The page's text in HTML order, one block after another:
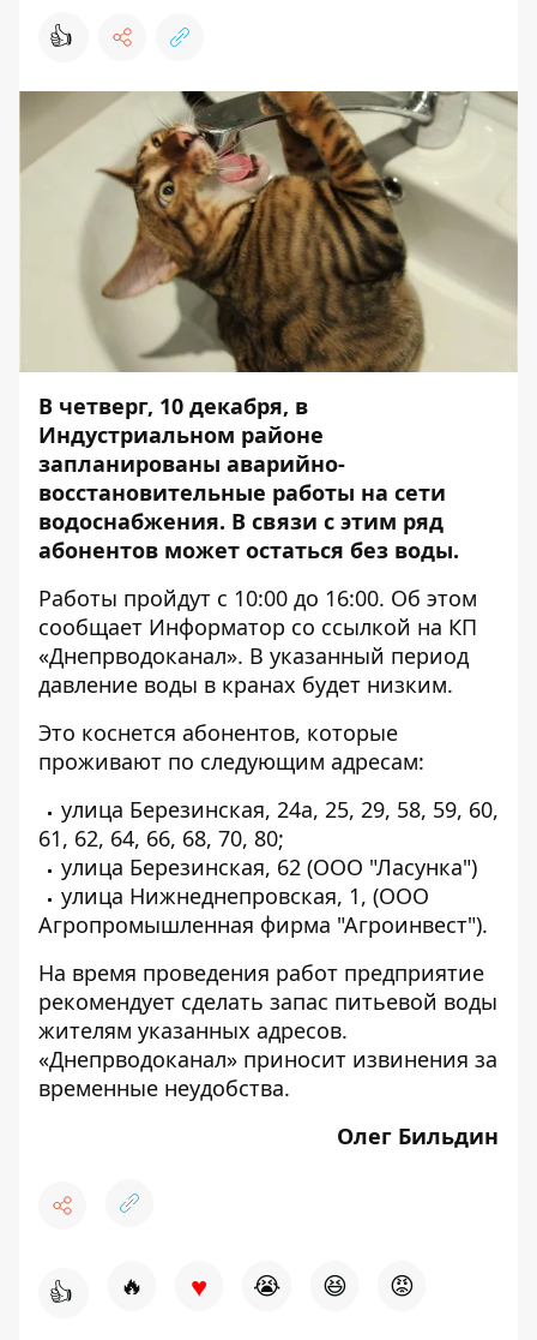
👍
В четверг, 10 декабря, в
Индустриальном районе
запланированы аварийно-
восстановительные работы на сети
водоснабжения. В связи с этим ряд
абонентов может остаться без воды.
Работы пройдут с 10:00 до 16:00. Об этом
сообщает Информатор со ссылкой на КП
«Днепрводоканал». В указанный период
давление воды в кранах будет низким.
Это коснется абонентов, которые
проживают по следующим адресам:
улица Березинская, 24а, 25, 29, 58, 59, 60,
61, 62, 64, 66, 68, 70, 80;
улица Березинская, 62 (ООО "Ласунка")
улица Нижнеднепровская, 1, (ООО
Агропромышленная фирма "Агроинвест").
На время проведения работ предприятие
рекомендует сделать запас питьевой воды
жителям указанных адресов.
«Днепрводоканал» приносит извинения за
временные неудобства.
Олег Бильдин
👍 🔥 ♥ 😭 😆 😡